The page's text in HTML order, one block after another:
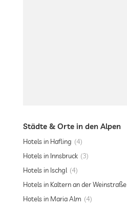
Städte & Orte in den Alpen
Hotels in Hafling
4
Hotels in Innsbruck
3
Hotels in Ischgl
4
Hotels in Kaltern an der Weinstraße
Hotels in Maria Alm
4